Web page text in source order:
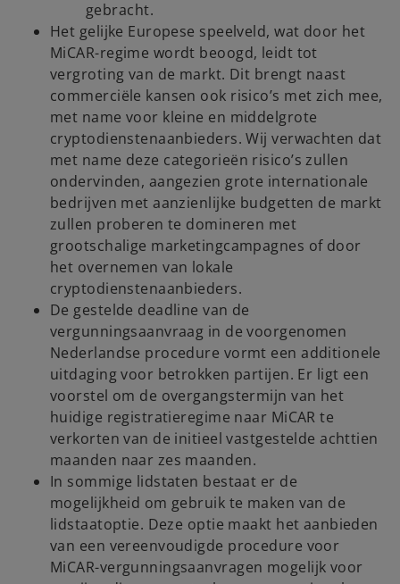
gebracht.
Het gelijke Europese speelveld, wat door het
MiCAR-regime wordt beoogd, leidt tot
vergroting van de markt. Dit brengt naast
commerciële kansen ook risico’s met zich mee,
met name voor kleine en middelgrote
cryptodienstenaanbieders. Wij verwachten dat
met name deze categorieën risico’s zullen
ondervinden, aangezien grote internationale
bedrijven met aanzienlijke budgetten de markt
zullen proberen te domineren met
grootschalige marketingcampagnes of door
het overnemen van lokale
cryptodienstenaanbieders.
De gestelde deadline van de
vergunningsaanvraag in de voorgenomen
Nederlandse procedure vormt een additionele
uitdaging voor betrokken partijen. Er ligt een
voorstel om de overgangstermijn van het
huidige registratieregime naar MiCAR te
verkorten van de initieel vastgestelde achttien
maanden naar zes maanden.
In sommige lidstaten bestaat er de
mogelijkheid om gebruik te maken van de
lidstaatoptie. Deze optie maakt het aanbieden
van een vereenvoudigde procedure voor
MiCAR-vergunningsaanvragen mogelijk voor